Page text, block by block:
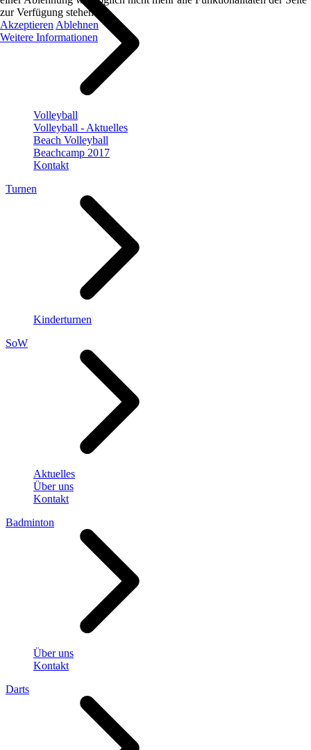
Volleyball
Volleyball - Aktuelles
Beach Volleyball
Beachcamp 2017
Kontakt
Turnen
Kinderturnen
SoW
Aktuelles
Über uns
Kontakt
Badminton
Über uns
Kontakt
Darts
zur Verfügung stehen.
Akzeptieren Ablehnen
Weitere Informationen